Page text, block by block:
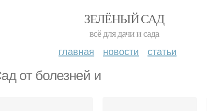
ЗЕЛЁНЫЙ САД
всё для дачи и сада
главная новости статьи
от болезней и